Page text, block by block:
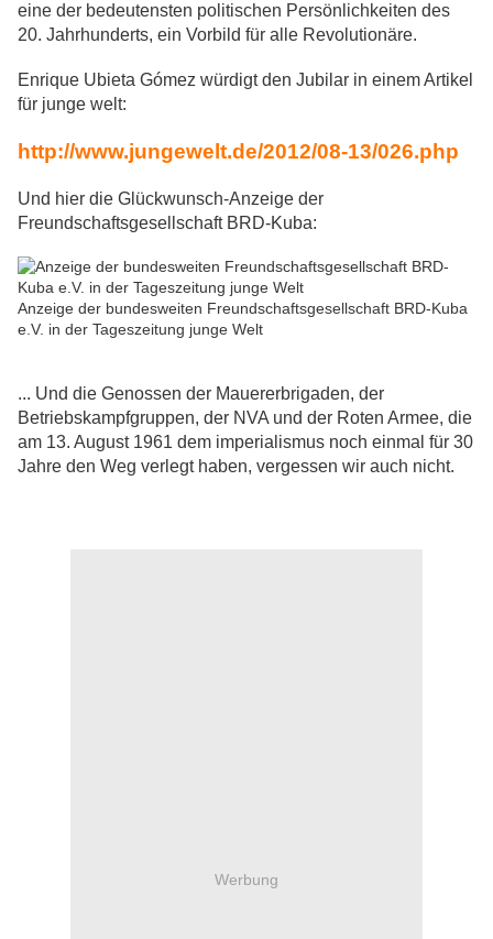
eine der bedeutensten politischen Persönlichkeiten des
20. Jahrhunderts, ein Vorbild für alle Revolutionäre.
Enrique Ubieta Gómez würdigt den Jubilar in einem Artikel
für junge welt:
http://www.jungewelt.de/2012/08-13/026.php
Und hier die Glückwunsch-Anzeige der
Freundschaftsgesellschaft BRD-Kuba:
Anzeige der bundesweiten Freundschaftsgesellschaft BRD-Kuba
e.V. in der Tageszeitung junge Welt
... Und die Genossen der Mauererbrigaden, der
Betriebskampfgruppen, der NVA und der Roten Armee, die
am 13. August 1961 dem imperialismus noch einmal für 30
Jahre den Weg verlegt haben, vergessen wir auch nicht.
Werbung